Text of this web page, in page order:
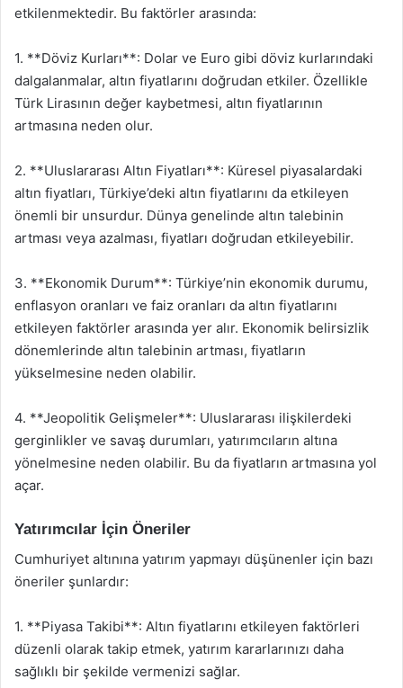
etkilenmektedir. Bu faktörler arasında:
1. **Döviz Kurları**: Dolar ve Euro gibi döviz kurlarındaki
dalgalanmalar, altın fiyatlarını doğrudan etkiler. Özellikle
Türk Lirasının değer kaybetmesi, altın fiyatlarının
artmasına neden olur.
2. **Uluslararası Altın Fiyatları**: Küresel piyasalardaki
altın fiyatları, Türkiye’deki altın fiyatlarını da etkileyen
önemli bir unsurdur. Dünya genelinde altın talebinin
artması veya azalması, fiyatları doğrudan etkileyebilir.
3. **Ekonomik Durum**: Türkiye’nin ekonomik durumu,
enflasyon oranları ve faiz oranları da altın fiyatlarını
etkileyen faktörler arasında yer alır. Ekonomik belirsizlik
dönemlerinde altın talebinin artması, fiyatların
yükselmesine neden olabilir.
4. **Jeopolitik Gelişmeler**: Uluslararası ilişkilerdeki
gerginlikler ve savaş durumları, yatırımcıların altına
yönelmesine neden olabilir. Bu da fiyatların artmasına yol
açar.
Yatırımcılar İçin Öneriler
Cumhuriyet altınına yatırım yapmayı düşünenler için bazı
öneriler şunlardır:
1. **Piyasa Takibi**: Altın fiyatlarını etkileyen faktörleri
düzenli olarak takip etmek, yatırım kararlarınızı daha
sağlıklı bir şekilde vermenizi sağlar.